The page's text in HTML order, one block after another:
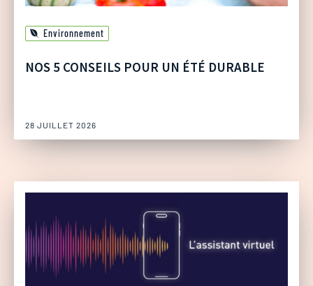
Environnement
NOS 5 CONSEILS POUR UN ÉTÉ DURABLE
28 JUILLET 2026